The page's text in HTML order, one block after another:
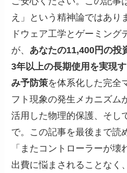
え」という精神論ではあり
ドウェア工学とゲーミング
が、 あなたの11,400円の投
3年以上の長期使用を実現
み予防策を体系化した完全
フト現象の発生メカニズム
活用した物理的保護、そし
で。この記事を最後まで読
「またコントローラーが
出費に悩まされることなく